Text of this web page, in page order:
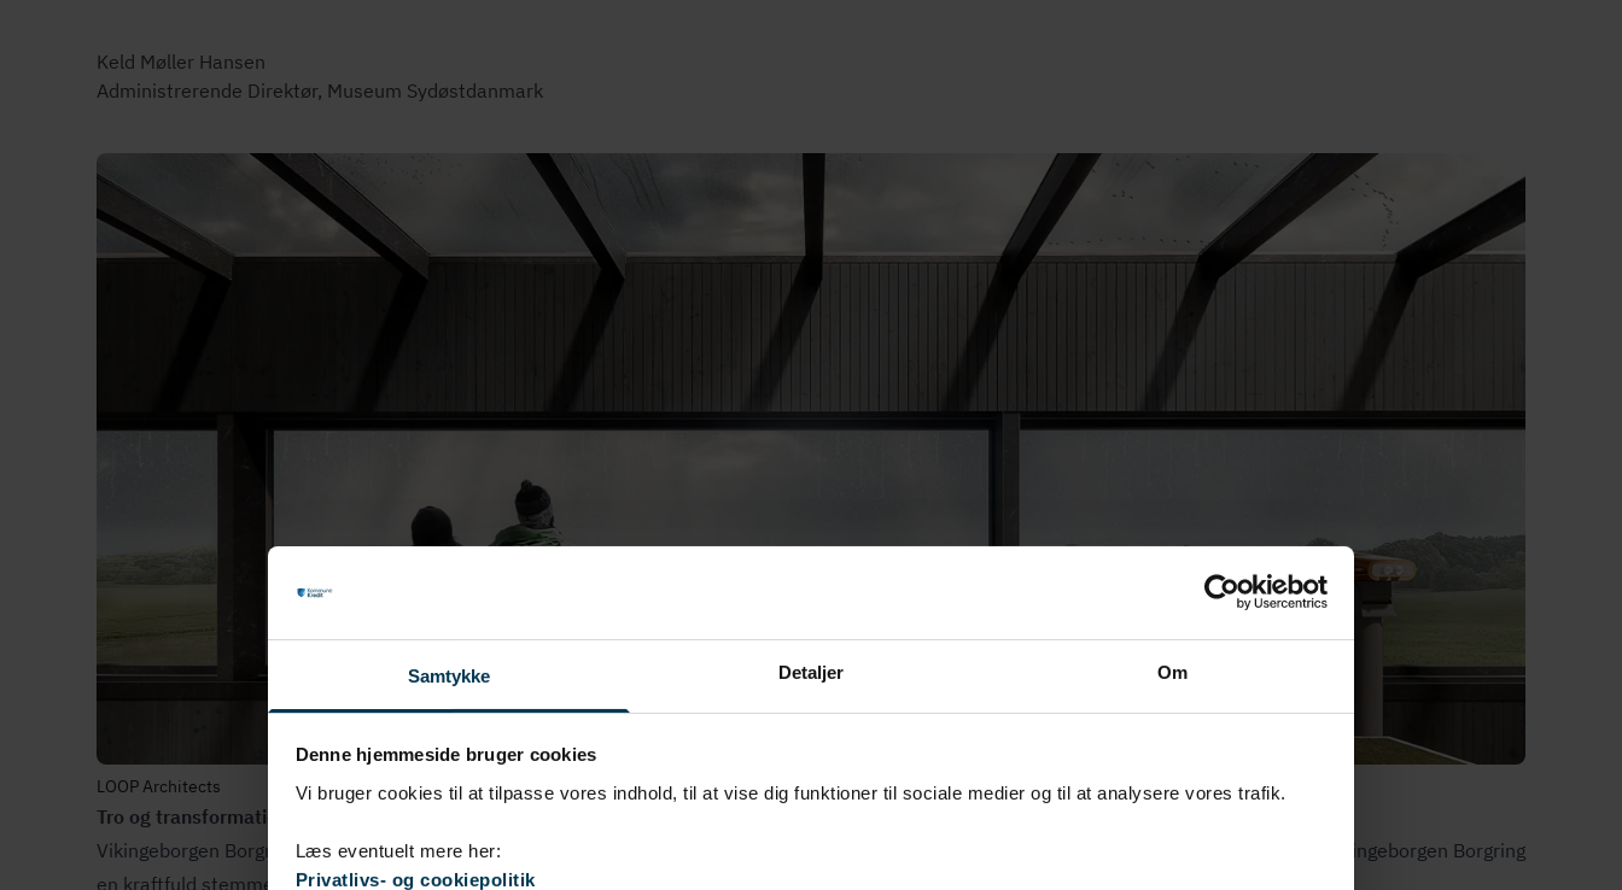
Samtykke Detaljer Om
Denne hjemmeside bruger cookies
Vi bruger cookies til at tilpasse vores indhold, til at vise dig funktioner til sociale medier og til at analysere vores trafik.
Læs eventuelt mere her:
Privatlivs- og cookiepolitik
Keld Møller Hansen
Ad­mi­ni­stre­ren­de Direktør, Museum Sydøstdanmark
LOOP Architects
Tro og transformation
Vikingeborgen Borgring blev den femte ringborg i Danmark og fik i 2023 en plads på UNESCO’s ver­dens­arvs­li­ste. Med denne anerkendelse får Vikingeborgen Borgring
en kraftfuld stemme i det rungende ekko fra Harald Blåtands 1000 år gamle vision om en ny retning for Danmark.